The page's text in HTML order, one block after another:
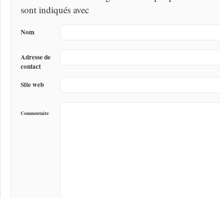
sont indiqués avec
Nom
Adresse de
contact
Site web
Commentaire